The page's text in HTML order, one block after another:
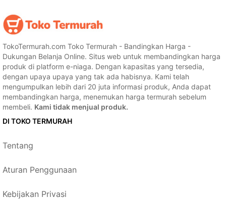
TokoTermurah.com Toko Termurah - Bandingkan Harga -
Dukungan Belanja Online. Situs web untuk membandingkan harga
produk di platform e-niaga. Dengan kapasitas yang tersedia,
dengan upaya upaya yang tak ada habisnya. Kami telah
mengumpulkan lebih dari 20 juta informasi produk, Anda dapat
membandingkan harga, menemukan harga termurah sebelum
membeli. Kami tidak menjual produk.
DI TOKO TERMURAH
Tentang
Aturan Penggunaan
Kebijakan Privasi